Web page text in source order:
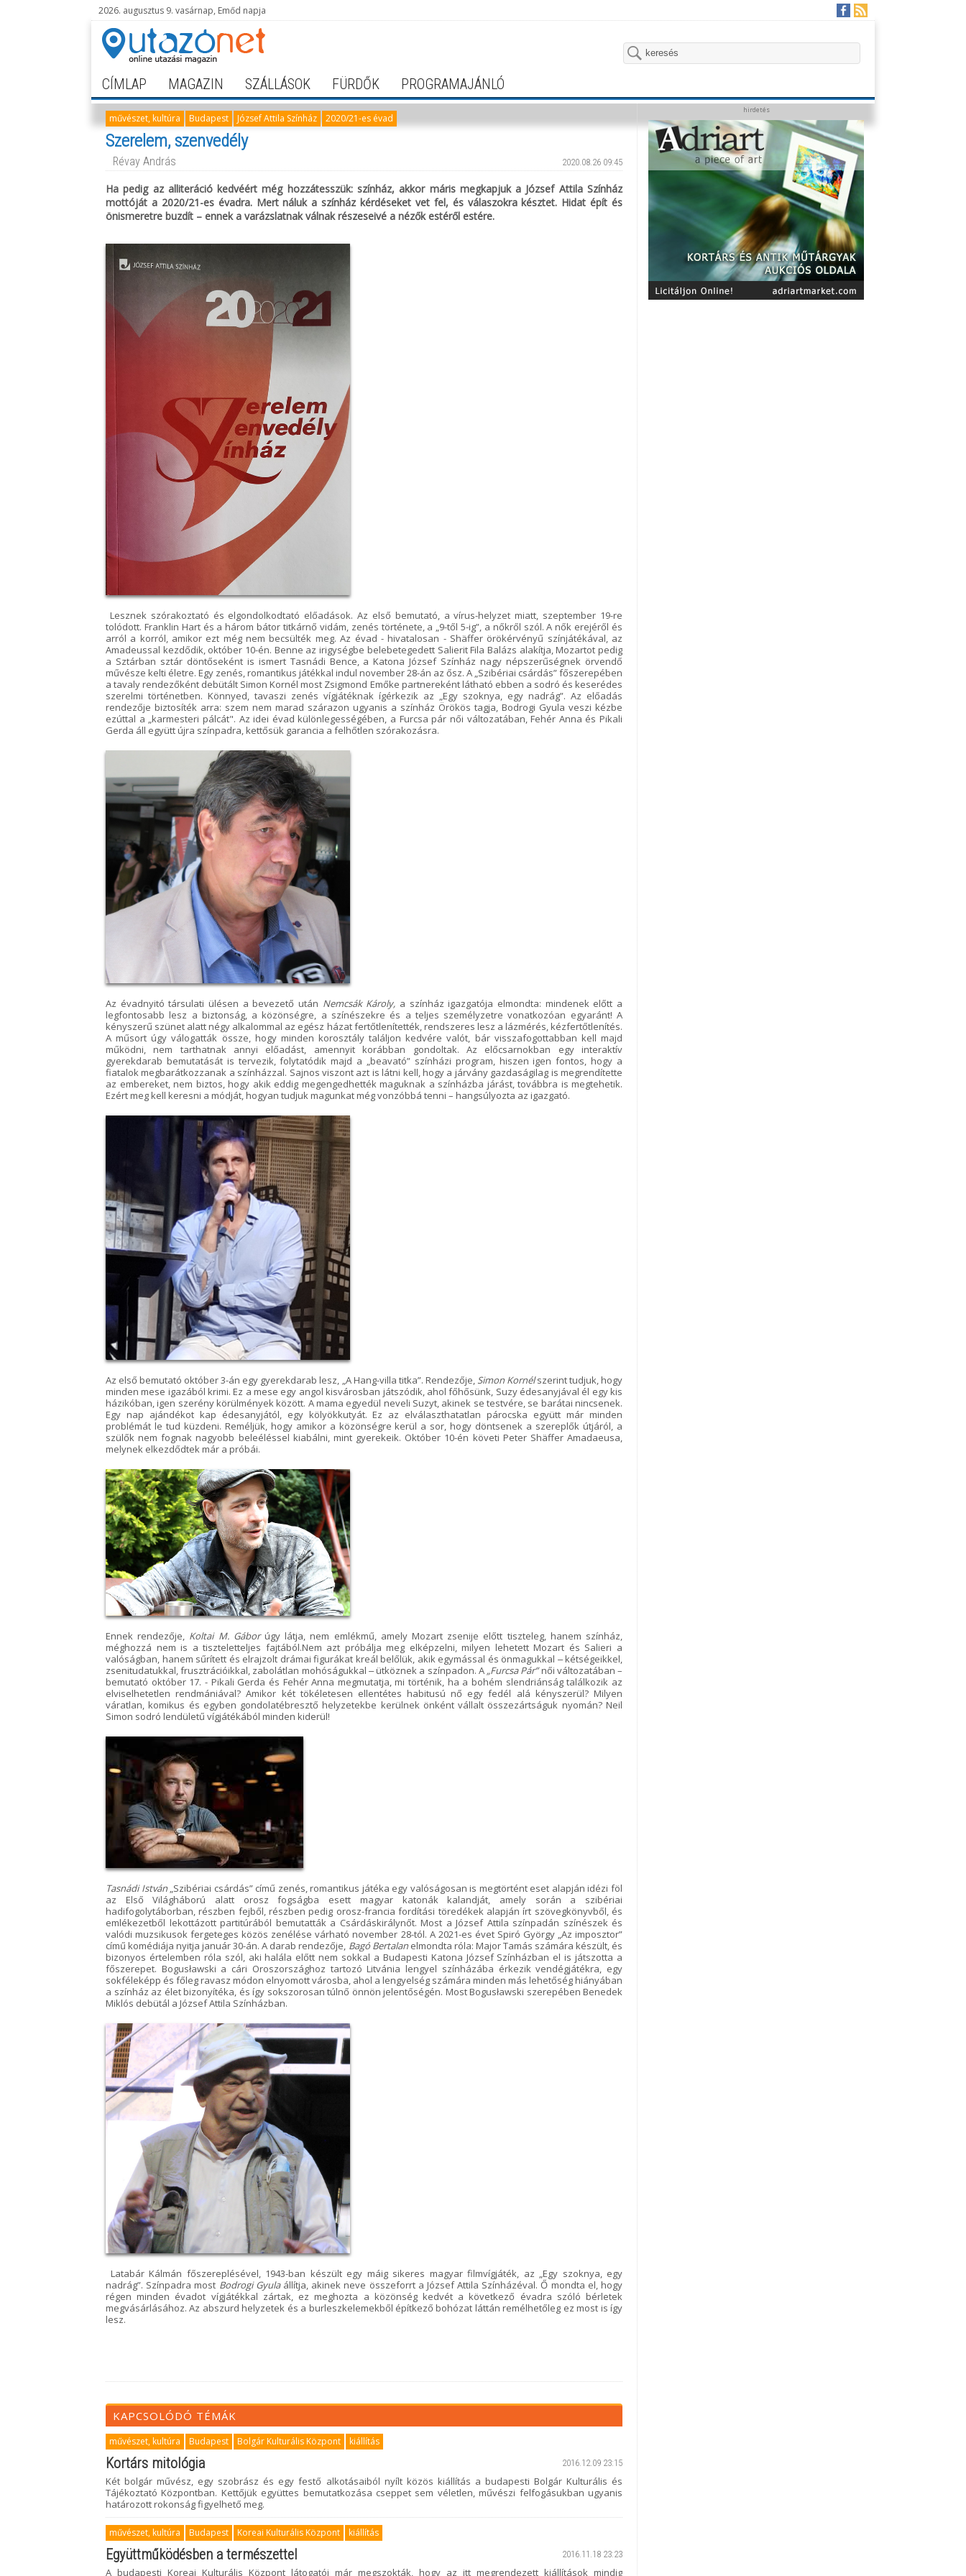
2026. augusztus 9. vasárnap, Emőd napja
CÍMLAP MAGAZIN SZÁLLÁSOK FÜRDŐK PROGRAMAJÁNLÓ
művészet, kultúra Budapest József Attila Színház 2020/21-es évad
Szerelem, szenvedély
Révay András 2020.08.26 09:45
Ha pedig az alliteráció kedvéért még hozzátesszük: színház, akkor máris megkapjuk a József Attila Színház
mottóját a 2020/21-es évadra. Mert náluk a színház kérdéseket vet fel, és válaszokra késztet. Hidat épít és
önismeretre buzdít – ennek a varázslatnak válnak részeseivé a nézők estéről estére.
Lesznek szórakoztató és elgondolkodtató előadások. Az első bemutató, a vírus-helyzet miatt, szeptember 19-re
tolódott. Franklin Hart és a három bátor titkárnő vidám, zenés története, a „9-től 5-ig”, a nőkről szól. A nők erejéről és
arról a korról, amikor ezt még nem becsülték meg. Az évad - hivatalosan - Shäffer örökérvényű színjátékával, az
Amadeussal kezdődik, október 10-én. Benne az irigységbe belebetegedett Salierit Fila Balázs alakítja, Mozartot pedig
a Sztárban sztár döntőseként is ismert Tasnádi Bence, a Katona József Színház nagy népszerűségnek örvendő
művésze kelti életre. Egy zenés, romantikus játékkal indul november 28-án az ősz. A „Szibériai csárdás” főszerepében
a tavaly rendezőként debütált Simon Kornél most Zsigmond Emőke partnereként látható ebben a sodró és keserédes
szerelmi történetben. Könnyed, tavaszi zenés vígjátéknak ígérkezik az „Egy szoknya, egy nadrág”. Az előadás
rendezője biztosíték arra: szem nem marad szárazon ugyanis a színház Örökös tagja, Bodrogi Gyula veszi kézbe
ezúttal a „karmesteri pálcát". Az idei évad különlegességében, a Furcsa pár női változatában, Fehér Anna és Pikali
Gerda áll együtt újra színpadra, kettősük garancia a felhőtlen szórakozásra.
Az évadnyitó társulati ülésen a bevezető után Nemcsák Károly, a színház igazgatója elmondta: mindenek előtt a
legfontosabb lesz a biztonság, a közönségre, a színészekre és a teljes személyzetre vonatkozóan egyaránt! A
kényszerű szünet alatt négy alkalommal az egész házat fertőtlenítették, rendszeres lesz a lázmérés, kézfertőtlenítés.
A műsort úgy válogatták össze, hogy minden korosztály találjon kedvére valót, bár visszafogottabban kell majd
működni, nem tarthatnak annyi előadást, amennyit korábban gondoltak. Az előcsarnokban egy interaktív
gyerekdarab bemutatását is tervezik, folytatódik majd a „beavató” színházi program, hiszen igen fontos, hogy a
fiatalok megbarátkozzanak a színházzal. Sajnos viszont azt is látni kell, hogy a járvány gazdaságilag is megrendítette
az embereket, nem biztos, hogy akik eddig megengedhették maguknak a színházba járást, továbbra is megtehetik.
Ezért meg kell keresni a módját, hogyan tudjuk magunkat még vonzóbbá tenni – hangsúlyozta az igazgató.
Az első bemutató október 3-án egy gyerekdarab lesz, „A Hang-villa titka”. Rendezője, Simon Kornélszerint tudjuk, hogy
minden mese igazából krimi. Ez a mese egy angol kisvárosban játszódik, ahol főhősünk, Suzy édesanyjával él egy kis
házikóban, igen szerény körülmények között. A mama egyedül neveli Suzyt, akinek se testvére, se barátai nincsenek.
Egy nap ajándékot kap édesanyjától, egy kölyökkutyát. Ez az elválaszthatatlan párocska együtt már minden
problémát le tud küzdeni. Reméljük, hogy amikor a közönségre kerül a sor, hogy döntsenek a szereplők útjáról, a
szülők nem fognak nagyobb beleéléssel kiabálni, mint gyerekeik. Október 10-én követi Peter Shäffer Amadaeusa,
melynek elkezdődtek már a próbái.
Ennek rendezője, Koltai M. Gáborúgy látja, nem emlékmű, amely Mozart zsenije előtt tiszteleg, hanem színház,
méghozzá nem is a tiszteletteljes fajtából.Nem azt próbálja meg elképzelni, milyen lehetett Mozart és Salieri a
valóságban, hanem sűrített és elrajzolt drámai figurákat kreál belőlük, akik egymással és önmagukkal ‒ kétségeikkel,
zsenitudatukkal, frusztrációikkal, zabolátlan mohóságukkal ‒ ütköznek a színpadon. A „Furcsa Pár”női változatában –
bemutató október 17. - Pikali Gerda és Fehér Anna megmutatja, mi történik, ha a bohém slendriánság találkozik az
elviselhetetlen rendmániával? Amikor két tökéletesen ellentétes habitusú nő egy fedél alá kényszerül? Milyen
váratlan, komikus és egyben gondolatébresztő helyzetekbe kerülnek önként vállalt összezártságuk nyomán? Neil
Simon sodró lendületű vígjátékából minden kiderül!
Tasnádi István„Szibériai csárdás” című zenés, romantikus játéka egy valóságosan is megtörtént eset alapján idézi föl
az Első Világháború alatt orosz fogságba esett magyar katonák kalandját, amely során a szibériai
hadifogolytáborban, részben fejből, részben pedig orosz-francia fordítási töredékek alapján írt szövegkönyvből, és
emlékezetből lekottázott partitúrából bemutatták a Csárdáskirálynőt. Most a József Attila színpadán színészek és
valódi muzsikusok fergeteges közös zenélése várható november 28-tól. A 2021-es évet Spiró György „Az imposztor”
című komédiája nyitja január 30-án. A darab rendezője, Bagó Bertalan elmondta róla: Major Tamás számára készült, és
bizonyos értelemben róla szól, aki halála előtt nem sokkal a Budapesti Katona József Színházban el is játszotta a
főszerepet. Bogusławski a cári Oroszországhoz tartozó Litvánia lengyel színházába érkezik vendégjátékra, egy
sokféleképp és főleg ravasz módon elnyomott városba, ahol a lengyelség számára minden más lehetőség hiányában
a színház az élet bizonyítéka, és így sokszorosan túlnő önnön jelentőségén. Most Bogusławski szerepében Benedek
Miklós debütál a József Attila Színházban.
Latabár Kálmán főszereplésével, 1943-ban készült egy máig sikeres magyar filmvígjáték, az „Egy szoknya, egy
nadrág”. Színpadra most Bodrogi Gyulaállítja, akinek neve összeforrt a József Attila Színházéval. Ő mondta el, hogy
régen minden évadot vígjátékkal zártak, ez meghozta a közönség kedvét a következő évadra szóló bérletek
megvásárlásához. Az abszurd helyzetek és a burleszkelemekből építkező bohózat láttán remélhetőleg ez most is így
lesz.
KAPCSOLÓDÓ TÉMÁK
művészet, kultúra Budapest Bolgár Kulturális Központ kiállítás
2016.12.09 23:15
Kortárs mitológia
Két bolgár művész, egy szobrász és egy festő alkotásaiból nyílt közös kiállítás a budapesti Bolgár Kulturális és
Tájékoztató Központban. Kettőjük együttes bemutatkozása cseppet sem véletlen, művészi felfogásukban ugyanis
határozott rokonság figyelhető meg.
művészet, kultúra Budapest Koreai Kulturális Központ kiállítás
2016.11.18 23:23
Együttműködésben a természettel
A budapesti Koreai Kulturális Központ látogatói már megszokták, hogy az itt megrendezett kiállítások mindig
hirdetés